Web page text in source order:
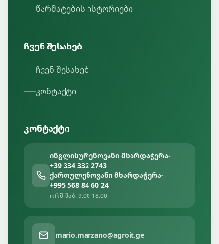
წარმატების ისტორიები
ჩვენ შესახებ
ჩვენ შესახებ
კონტაქტი
კონტაქტი
ინგლისურენოვანი მხარდაჭერა-
+39 334 332 2743
ქართულენოვანი მხარდაჭერა-
+995 568 84 60 24
ორშ-შაბ: 9:00-18:00
mario.marzano@agroit.ge